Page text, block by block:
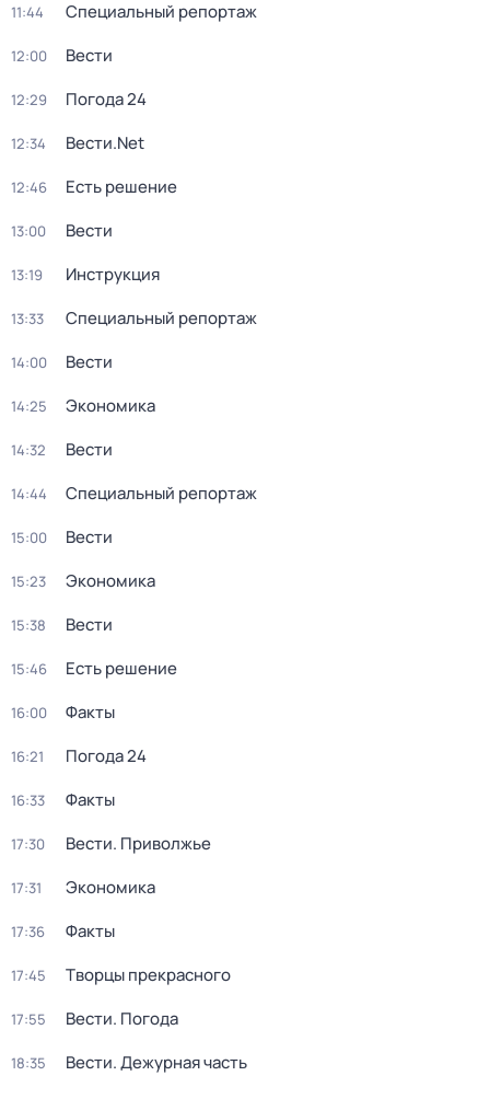
11:44 Специальный репортаж
12:00 Вести
12:29 Погода 24
12:34 Вести.Net
12:46 Есть решение
13:00 Вести
13:19 Инструкция
13:33 Специальный репортаж
14:00 Вести
14:25 Экономика
14:32 Вести
14:44 Специальный репортаж
15:00 Вести
15:23 Экономика
15:38 Вести
15:46 Есть решение
16:00 Факты
16:21 Погода 24
16:33 Факты
17:30 Вести. Приволжье
17:31 Экономика
17:36 Факты
17:45 Творцы прекрасного
17:55 Вести. Погода
18:35 Вести. Дежурная часть